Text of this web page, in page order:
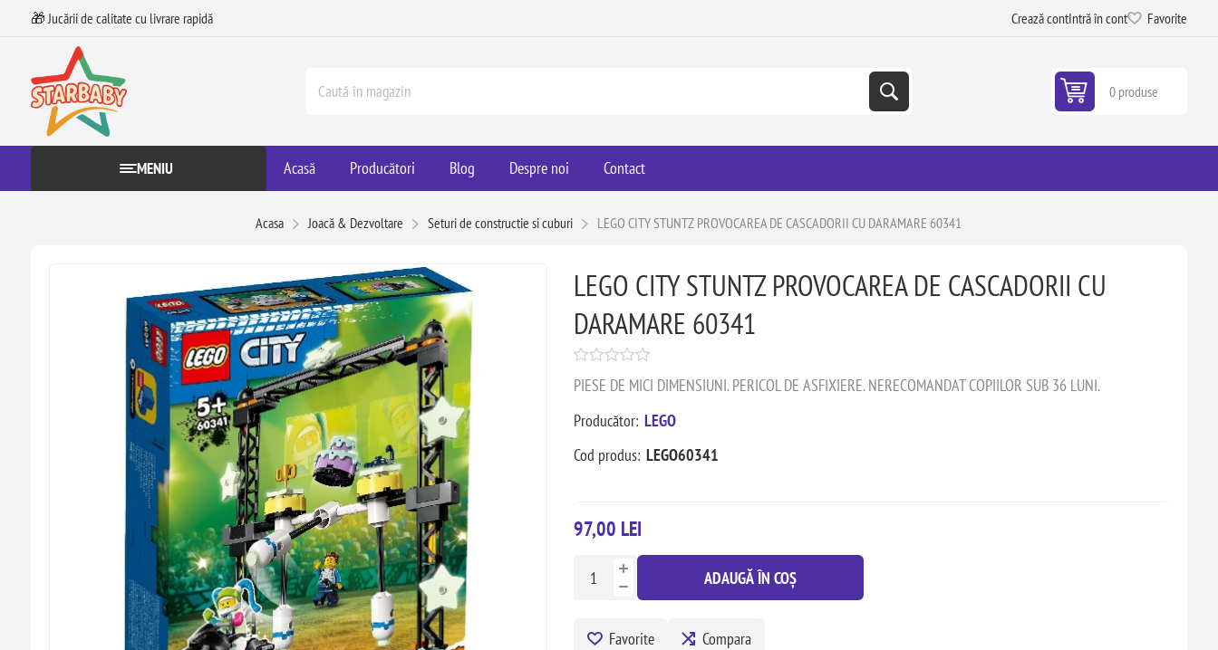
🎁 Jucării de calitate cu livrare rapidă Crează contIntră în cont Favorite
0 produse
MENIU Acasă Producători Blog Despre noi Contact
Acasa Joacă & Dezvoltare Seturi de constructie si cuburi LEGO CITY STUNTZ PROVOCAREA DE CASCADORII CU DARAMARE 60341
LEGO CITY STUNTZ PROVOCAREA DE CASCADORII CU
DARAMARE 60341
PIESE DE MICI DIMENSIUNI. PERICOL DE ASFIXIERE. NERECOMANDAT COPIILOR SUB 36 LUNI.
Producător: LEGO
Cod produs: LEGO60341
97,00 LEI
ADAUGĂ ÎN COȘ
Favorite Compara